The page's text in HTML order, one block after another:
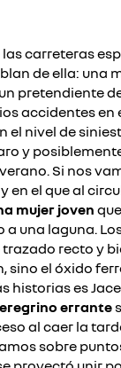
carreteras
de ella: una
pretendiente
accidentes en
el nivel de
y
Si nos
el que al
mujer joven
a una laguna.
recto y
sino el óxido
es
errante
al caer la
sobre